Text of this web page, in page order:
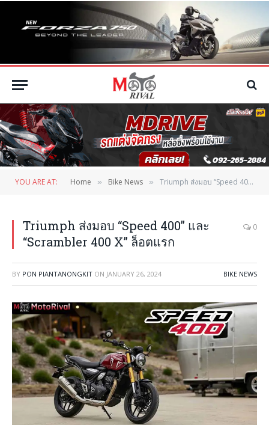
YOU ARE AT: Home » Bike News » Triumph ส่งมอบ “Speed 400” และ “Scrambler 400 X” ล็อตแรก
Triumph ส่งมอบ “Speed 400” และ
“Scrambler 400 X” ล็อตแรก
0
BY PON PIANTANONGKIT ON JANUARY 26, 2024 BIKE NEWS